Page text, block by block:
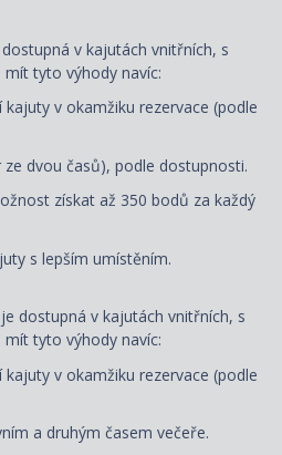
v kajutách vnitřních, s
tyto výhody navíc:
v okamžiku rezervace (podle
dvou časů), podle dostupnosti.
získat až 350 bodů za každý
s lepším umístěním.
dostupná v kajutách vnitřních, s
tyto výhody navíc:
kajuty v okamžiku rezervace (podle
a druhým časem večeře.